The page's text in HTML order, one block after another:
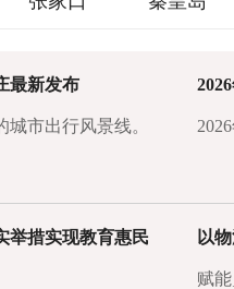
最新发布
市出行风景线。
举措实现教育惠民
赋